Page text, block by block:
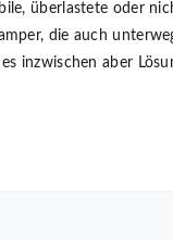
überlastete oder
die auch
inzwischen aber